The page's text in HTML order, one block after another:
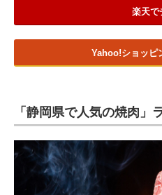
楽天で
Yahoo!ショッピ
「静岡県で人気の焼肉」